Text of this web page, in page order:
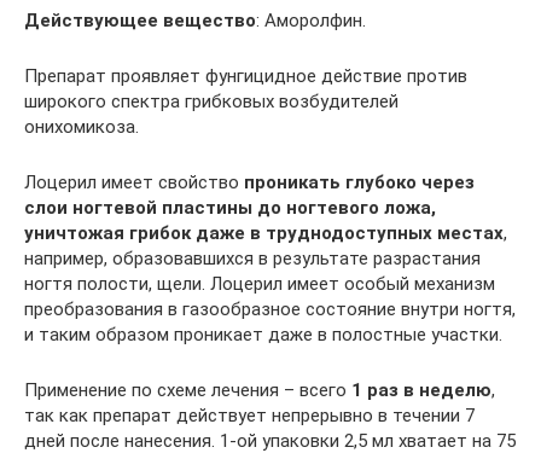
Действующее вещество: Аморолфин.
Препарат проявляет фунгицидное действие против
широкого спектра грибковых возбудителей
онихомикоза.
Лоцерил имеет свойство проникать глубоко через
слои ногтевой пластины до ногтевого ложа,
уничтожая грибок даже в труднодоступных местах,
например, образовавшихся в результате разрастания
ногтя полости, щели. Лоцерил имеет особый механизм
преобразования в газообразное состояние внутри ногтя,
и таким образом проникает даже в полостные участки.
Применение по схеме лечения – всего 1 раз в неделю,
так как препарат действует непрерывно в течении 7
дней после нанесения. 1-ой упаковки 2,5 мл хватает на 75